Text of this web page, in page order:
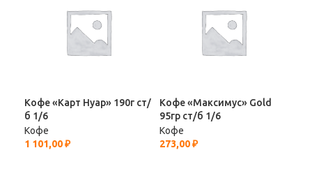
Кофе «Карт Нуар» 190г ст/
б 1/6
Кофе
1 101,00₽
Кофе «Максимус» Gold
95гр ст/б 1/6
Кофе
273,00₽